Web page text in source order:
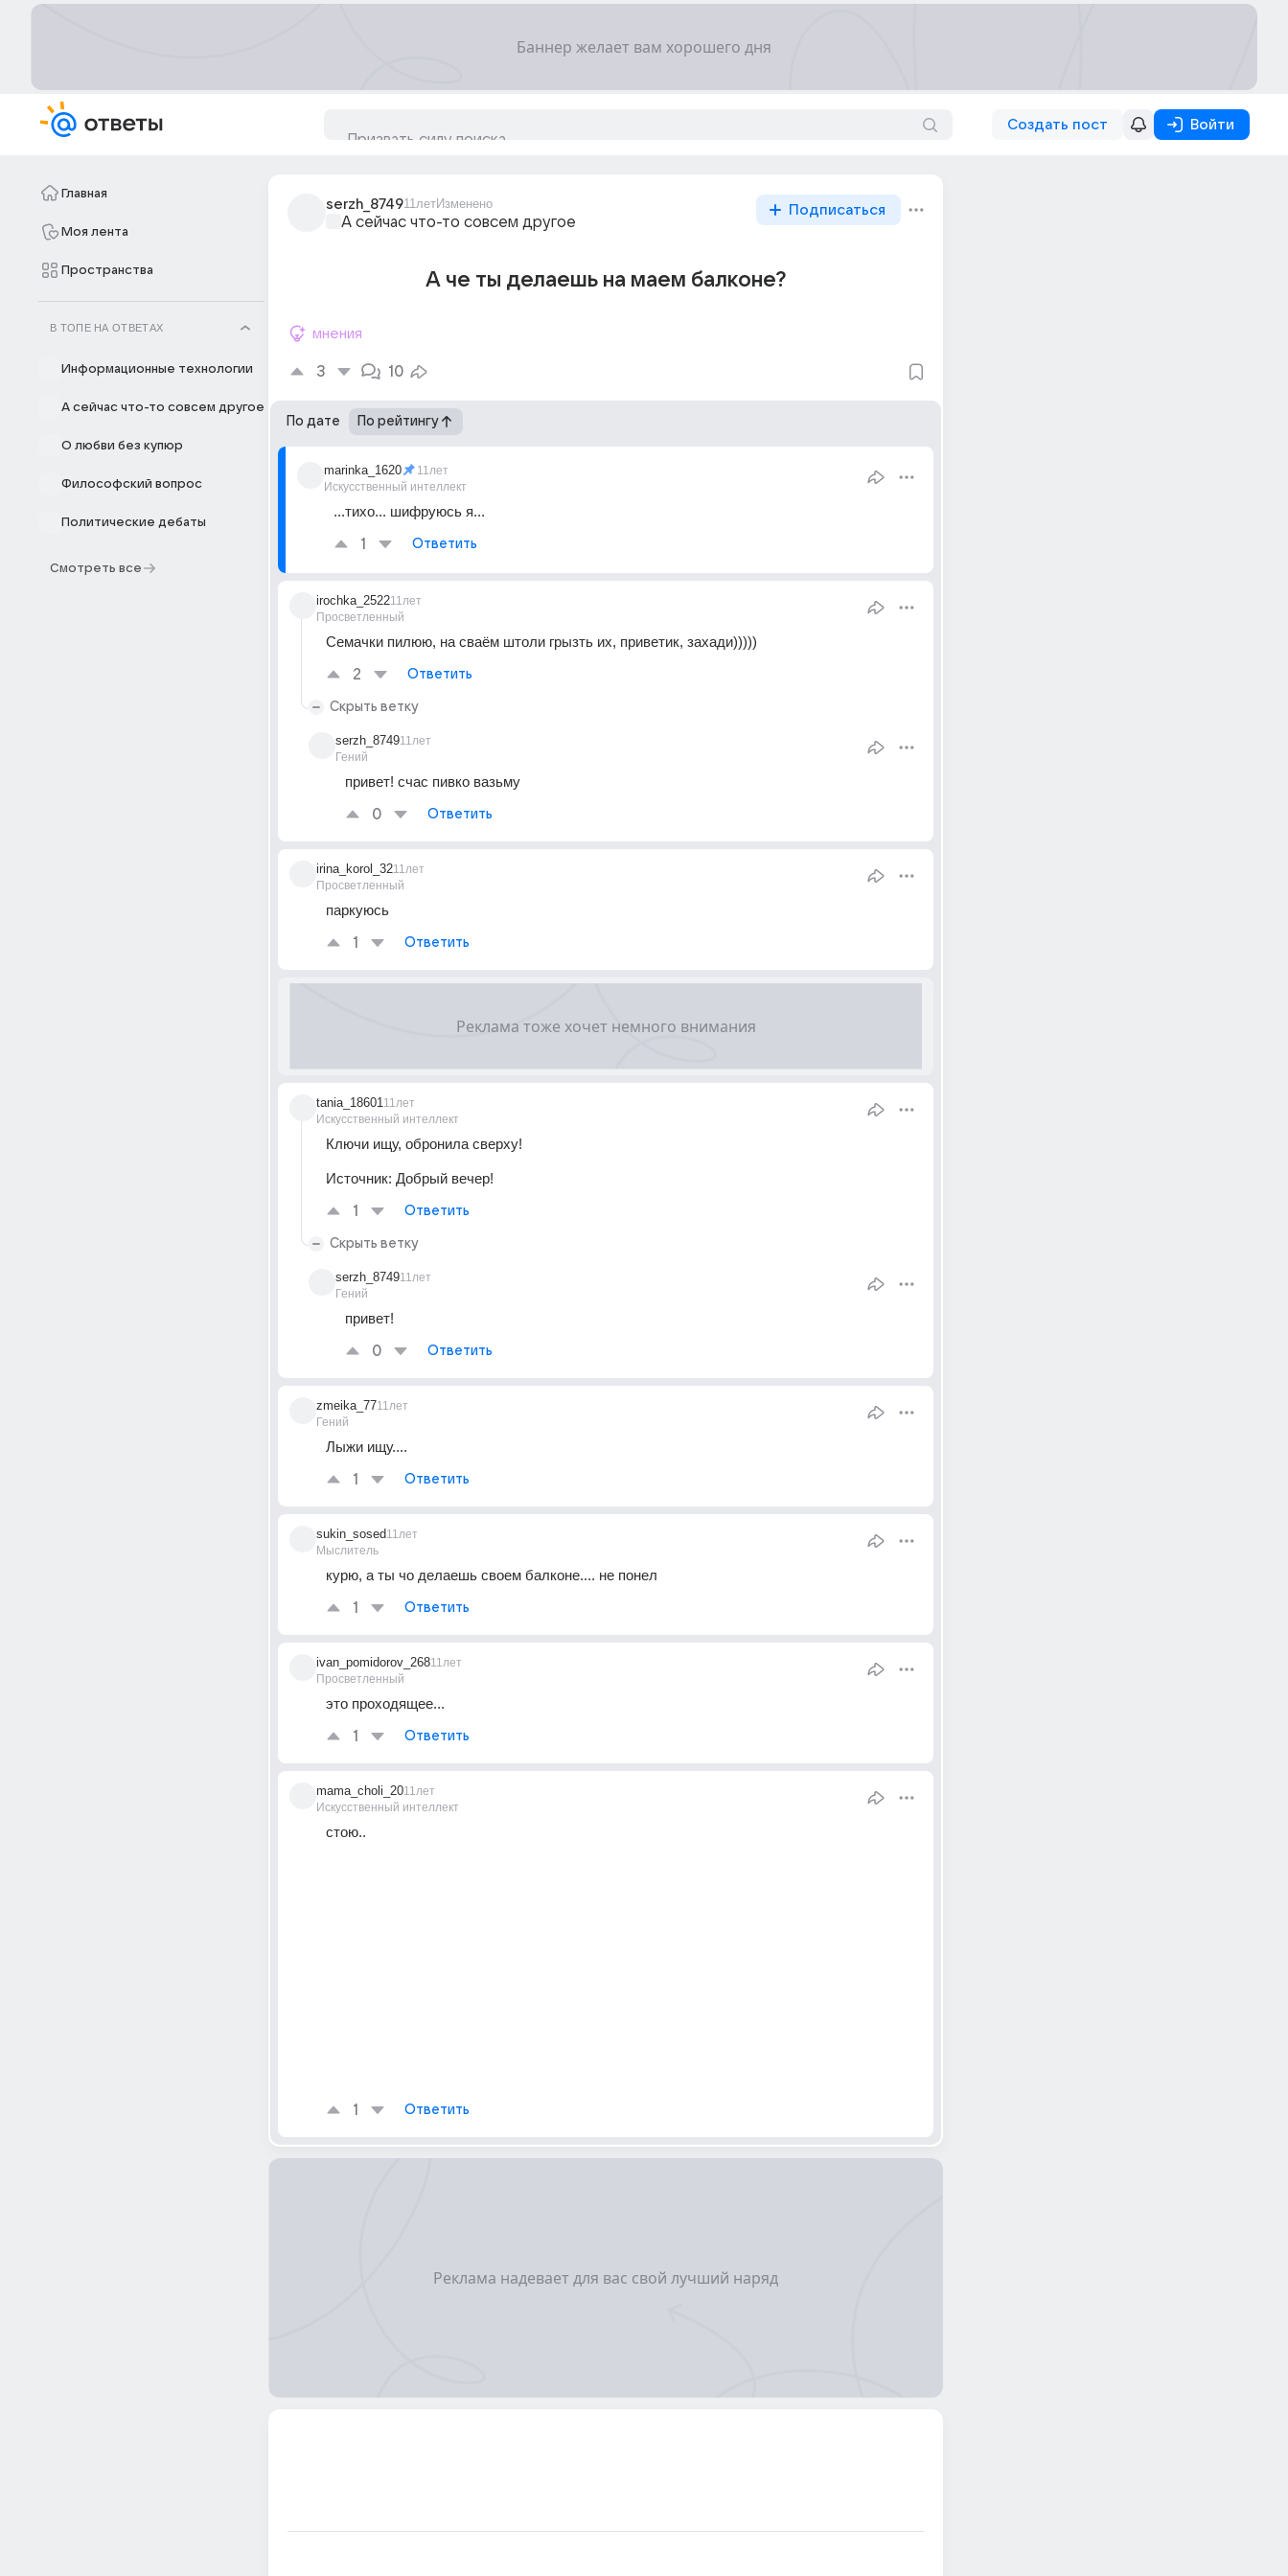
Создать пост Войти
Главная
Моя лента
Пространства
В ТОПЕ НА ОТВЕТАХ
Информационные технологии
А сейчас что-то совсем другое
О любви без купюр
Философский вопрос
Политические дебаты
Смотреть все
serzh_874911летИзменено
А сейчас что-то совсем другое
Подписаться
А че ты делаешь на маем балконе?
мнения
3 10
По дате По рейтингу
marinka_1620
Искусственный интеллект
11лет
...тихо... шифруюсь я...
1 Ответить
irochka_2522
Просветленный
11лет
Семачки пилюю, на сваём штоли грызть их, приветик, захади)))))
2 Ответить
Скрыть ветку
serzh_8749
Гений
11лет
привет! счас пивко вазьму
0 Ответить
irina_korol_32
Просветленный
11лет
паркуюсь
1 Ответить
tania_18601
Искусственный интеллект
11лет
Ключи ищу, обронила сверху!
Источник: Добрый вечер!
1 Ответить
Скрыть ветку
serzh_8749
Гений
11лет
привет!
0 Ответить
zmeika_77
Гений
11лет
Лыжи ищу....
1 Ответить
sukin_sosed
Мыслитель
11лет
курю, а ты чо делаешь своем балконе.... не понел
1 Ответить
ivan_pomidorov_268
Просветленный
11лет
это проходящее...
1 Ответить
mama_choli_20
Искусственный интеллект
11лет
стою..
1 Ответить